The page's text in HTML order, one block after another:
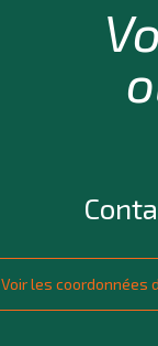
Voir les coordonnées